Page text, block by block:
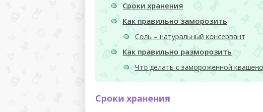
Сроки хранения
Как правильно заморозить
Соль – натуральный консервант
Как правильно разморозить
Что делать с замороженной
Сроки хранения